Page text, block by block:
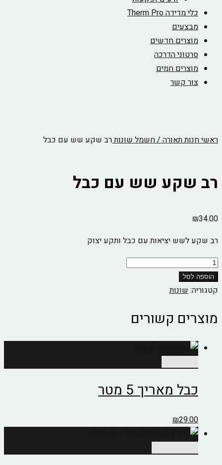
כלי מדידה Therm Pro
מבצעים
מוצרים חדשים
סרטוני הדרכה
מוצרים חמים
צור קשר
ראשיחנותתאורה / חשמלשונותרב שקע שש עם כבל
רב שקע שש עם כבל
₪34.00
רב שקע לשש יציאות עם כבל ותקע יצוק
כמות
של
רב
שש
כבל
הוספה לסל
קטגוריה: שונות
מוצרים קשורים
כבל מאריך 5 מטר
₪29.00
למוצר